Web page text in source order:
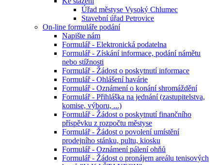
Úřad městyse Vysoký Chlumec
Stavební úřad Petrovice
On-line formuláře podání
Napište nám
Formulář - Elektronická podatelna
Formulář - Získání informace, podání námětu
nebo stížnosti
Formulář - Žádost o poskytnutí informace
Formulář - Ohlášení havárie
Formulář - Oznámení o konání shromáždění
Formulář - Přihláška na jednání (zastupitelstva,
komise, výboru, ...)
Formulář - Žádost o poskytnutí finančního
příspěvku z rozpočtu městyse
Formulář - Žádost o povolení umístění
prodejního stánku, pultu, kiosku
Formulář - Oznámení pálení ohňů
Formulář - Žádost o pronájem areálu tenisových